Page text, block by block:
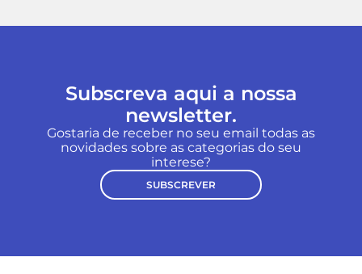
Subscreva aqui a nossa
newsletter.
Gostaria de receber no seu email todas as
novidades sobre as categorias do seu
interese?
SUBSCREVER